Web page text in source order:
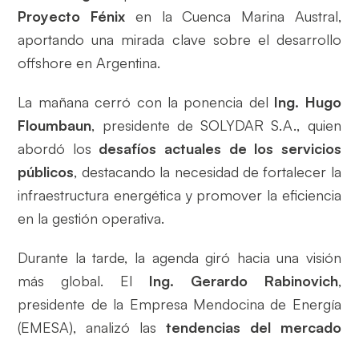
Proyecto Fénix en la Cuenca Marina Austral,
aportando una mirada clave sobre el desarrollo
offshore en Argentina.
La mañana cerró con la ponencia del Ing. Hugo
Floumbaun, presidente de SOLYDAR S.A., quien
abordó los desafíos actuales de los servicios
públicos, destacando la necesidad de fortalecer la
infraestructura energética y promover la eficiencia
en la gestión operativa.
Durante la tarde, la agenda giró hacia una visión
más global. El Ing. Gerardo Rabinovich,
presidente de la Empresa Mendocina de Energía
(EMESA), analizó las tendencias del mercado